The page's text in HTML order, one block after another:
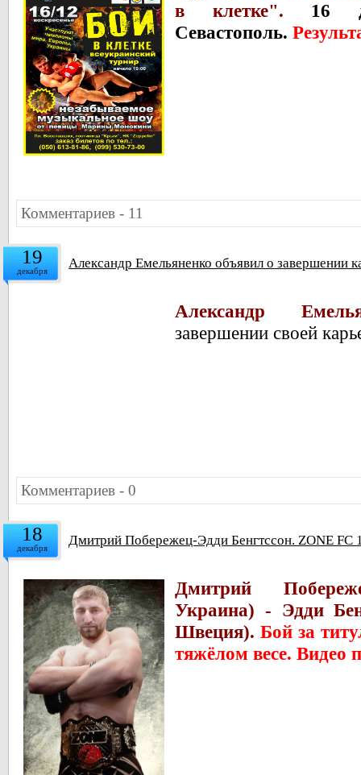
в клетке". 16
Севастополь.
Комментариев - 11
19
декабря Александр Емельяненко объявил о
Александр
завершении своей
Комментариев - 0
18
декабря Дмитрий Побережец-Эдди Бенгтссон. ZONE FC
Дмитрий
Украина) - Эдди
Швеция). Бой за
тяжёлом весе. Видео